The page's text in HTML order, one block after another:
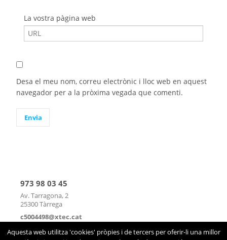
La vostra pàgina web
Desa el meu nom, correu electrònic i lloc web en aquest
navegador per a la pròxima vegada que comenti.
973 98 03 45
Av. Tarragona, 2
25300 Tàrrega
c5004498@xtec.cat
mapa
| contacte
Aquesta web utilitza 'cookies' pròpies i de tercers per oferir-li una millor